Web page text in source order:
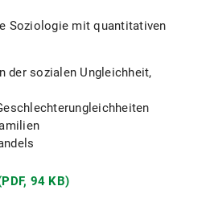
Soziologie mit quantitativen
der sozialen Ungleichheit,
94 KB)